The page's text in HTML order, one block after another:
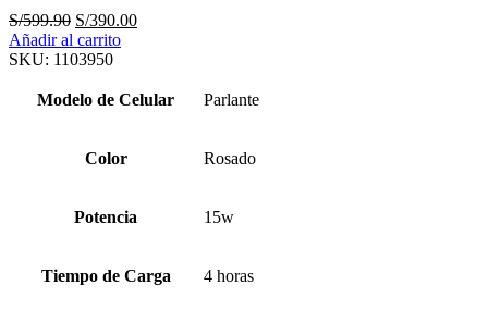
S/599.90 El
precio
original
S/599.90.
S/390.00El
S/390.00.
Añadir al carrito
SKU: 1103950
Modelo de Celular Parlante
Color Rosado
Potencia 15w
Tiempo de Carga 4 horas